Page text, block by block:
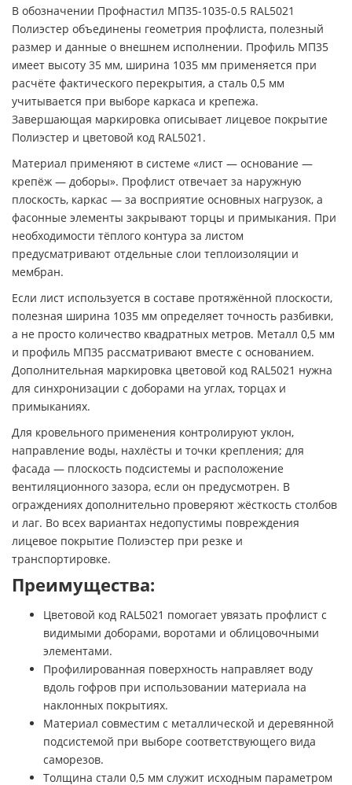
В обозначении Профнастил МП35-1035-0.5 RAL5021
Полиэстер объединены геометрия профлиста, полезный
размер и данные о внешнем исполнении. Профиль МП35
имеет высоту 35 мм, ширина 1035 мм применяется при
расчёте фактического перекрытия, а сталь 0,5 мм
учитывается при выборе каркаса и крепежа.
Завершающая маркировка описывает лицевое покрытие
Полиэстер и цветовой код RAL5021.
Материал применяют в системе «лист — основание —
крепёж — доборы». Профлист отвечает за наружную
плоскость, каркас — за восприятие основных нагрузок, а
фасонные элементы закрывают торцы и примыкания. При
необходимости тёплого контура за листом
предусматривают отдельные слои теплоизоляции и
мембран.
Если лист используется в составе протяжённой плоскости,
полезная ширина 1035 мм определяет точность разбивки,
а не просто количество квадратных метров. Металл 0,5 мм
и профиль МП35 рассматривают вместе с основанием.
Дополнительная маркировка цветовой код RAL5021 нужна
для синхронизации с доборами на углах, торцах и
примыканиях.
Для кровельного применения контролируют уклон,
направление воды, нахлёсты и точки крепления; для
фасада — плоскость подсистемы и расположение
вентиляционного зазора, если он предусмотрен. В
ограждениях дополнительно проверяют жёсткость столбов
и лаг. Во всех вариантах недопустимы повреждения
лицевое покрытие Полиэстер при резке и
транспортировке.
Преимущества:
Цветовой код RAL5021 помогает увязать профлист с
видимыми доборами, воротами и облицовочными
элементами.
Профилированная поверхность направляет воду
вдоль гофров при использовании материала на
наклонных покрытиях.
Материал совместим с металлической и деревянной
подсистемой при выборе соответствующего вида
саморезов.
Толщина стали 0,5 мм служит исходным параметром